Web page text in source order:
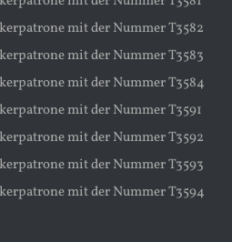
mit der Nummer T3582
mit der Nummer T3583
mit der Nummer T3584
mit der Nummer T3591
mit der Nummer T3592
mit der Nummer T3593
mit der Nummer T3594